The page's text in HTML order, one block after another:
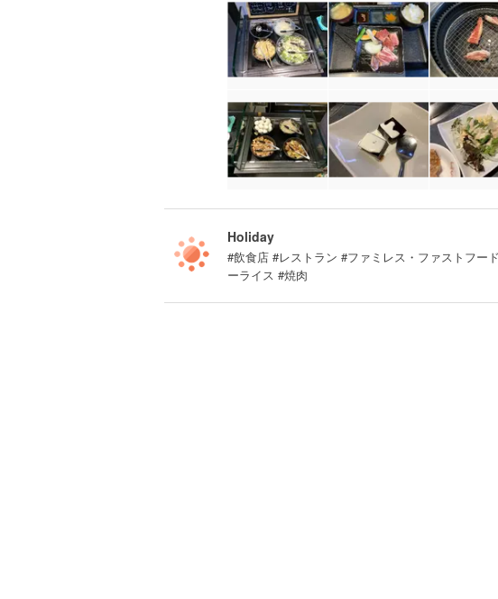
Holiday
#飲食店 #レストラン #ファミレス・ファストフー
ーライス #焼肉